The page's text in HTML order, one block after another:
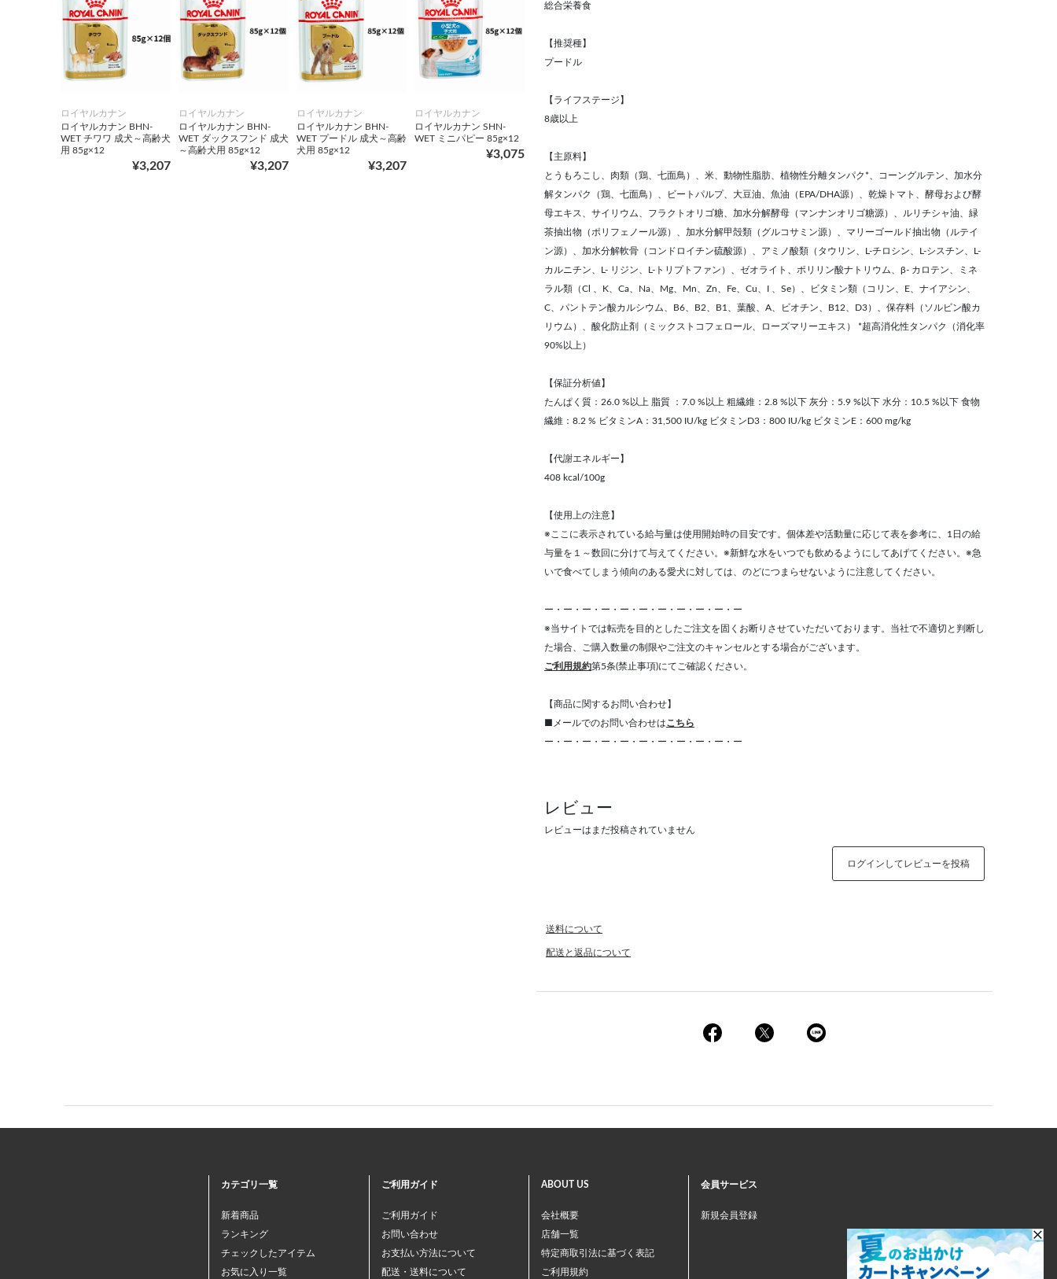
ロイヤルカナン
ロイヤルカナン BHN-
WET チワワ 成犬～高齢犬
用 85g×12
¥3,207
ロイヤルカナン
ロイヤルカナン BHN-
WET ダックスフンド 成犬
～高齢犬用 85g×12
¥3,207
ロイヤルカナン
ロイヤルカナン BHN-
WET プードル 成犬～高齢
犬用 85g×12
¥3,207
ロイヤルカナン
ロイヤルカナン SHN-
WET ミニパピー 85g×12
¥3,075
総合栄養食
【推奨種】
プードル
【ライフステージ】
8歳以上
【主原料】
とうもろこし、肉類（鶏、七面鳥）、米、動物性脂肪、植物性分離タンパク*、コーングルテン、加水分
解タンパク（鶏、七面鳥）、ビートパルプ、大豆油、魚油（EPA/DHA源）、乾燥トマト、酵母および酵
母エキス、サイリウム、フラクトオリゴ糖、加水分解酵母（マンナンオリゴ糖源）、ルリチシャ油、緑
茶抽出物（ポリフェノール源）、加水分解甲殻類（グルコサミン源）、マリーゴールド抽出物（ルテイ
ン源）、加水分解軟骨（コンドロイチン硫酸源）、アミノ酸類（タウリン、L-チロシン、L-シスチン、L-
カルニチン、L- リジン、L-トリプトファン）、ゼオライト、ポリリン酸ナトリウム、β- カロテン、ミネ
ラル類（Cl 、K、Ca、Na、Mg、Mn、Zn、Fe、Cu、I 、Se）、ビタミン類（コリン、E、ナイアシン、
C、パントテン酸カルシウム、B6、B2、B1、葉酸、A、ビオチン、B12、D3）、保存料（ソルビン酸カ
リウム）、酸化防止剤（ミックストコフェロール、ローズマリーエキス） *超高消化性タンパク（消化率
90%以上）
【保証分析値】
たんぱく質：26.0 %以上 脂質 ：7.0 %以上 粗繊維：2.8 %以下 灰分：5.9 %以下 水分：10.5 %以下 食物
繊維：8.2 % ビタミンA：31,500 IU/kg ビタミンD3：800 IU/kg ビタミンE：600 mg/kg
【代謝エネルギー】
408 kcal/100g
【使用上の注意】
※ここに表示されている給与量は使用開始時の目安です。個体差や活動量に応じて表を参考に、1日の給
与量を１～数回に分けて与えてください。※新鮮な水をいつでも飲めるようにしてあげてください。※急
いで食べてしまう傾向のある愛犬に対しては、のどにつまらせないように注意してください。
ー・ー・ー・ー・ー・ー・ー・ー・ー・ー・ー
※当サイトでは転売を目的としたご注文を固くお断りさせていただいております。当社で不適切と判断し
た場合、ご購入数量の制限やご注文のキャンセルとする場合がございます。
ご利用規約第5条(禁止事項)にてご確認ください。
【商品に関するお問い合わせ】
■メールでのお問い合わせはこちら
ー・ー・ー・ー・ー・ー・ー・ー・ー・ー・ー
レビュー
レビューはまだ投稿されていません
ログインしてレビューを投稿
送料について
配送と返品について
カテゴリ一覧
新着商品
ランキング
チェックしたアイテム
お気に入り一覧
ご利用ガイド
ご利用ガイド
お問い合わせ
お支払い方法について
配送・送料について
ABOUT US
会社概要
店舗一覧
特定商取引法に基づく表記
ご利用規約
会員サービス
新規会員登録